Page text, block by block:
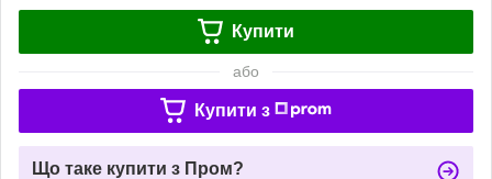
Купити
або
Купити з
Що таке купити з Пром?